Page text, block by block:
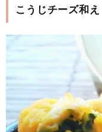
こうじチーズ和え